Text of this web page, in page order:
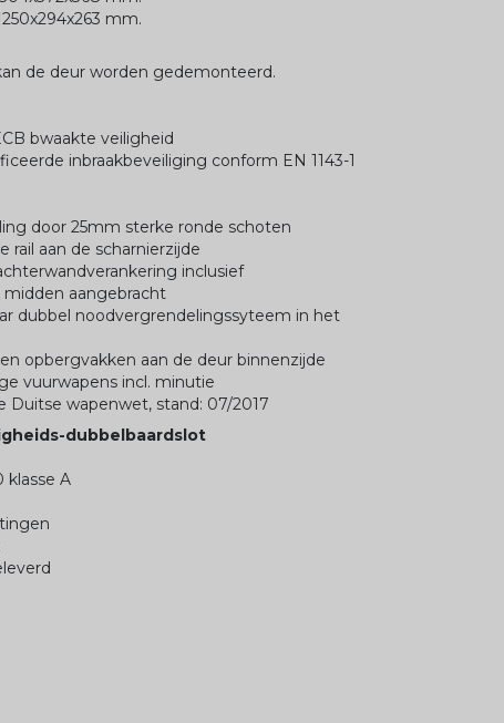
mm.
de deur worden gedemonteerd.
bwaakte veiligheid
inbraakbeveiliging conform EN 1143-1
door 25mm sterke ronde schoten
rail aan de scharnierzijde
inclusief
aangebracht
dubbel noodvergrendelingssyteem in het
opbergvakken aan de deur binnenzijde
vuurwapens incl. minutie
Duitse wapenwet, stand: 07/2017
dubbelbaardslot
klasse A